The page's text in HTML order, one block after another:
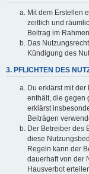
Mit dem Erstellen
zeitlich und
Beitrag im
Das
Kündigung des
3. PFLICHTEN DES
Du erklärst mit
enthält, die gegen
erklärst
Beiträgen
Der Betreiber des
diese
Regeln kann der
dauerhaft von der
Hausverbot